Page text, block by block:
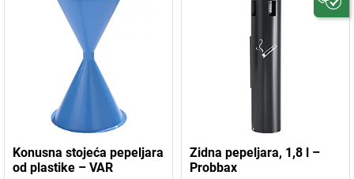
Konusna stojeća pepeljara
od plastike – VAR
Zidna pepeljara, 1,8 l –
Probbax